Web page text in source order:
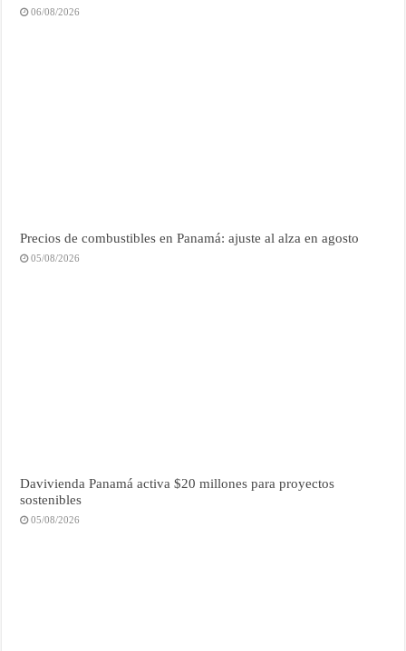
06/08/2026
Precios de combustibles en Panamá: ajuste al alza en agosto
05/08/2026
Davivienda Panamá activa $20 millones para proyectos
sostenibles
05/08/2026